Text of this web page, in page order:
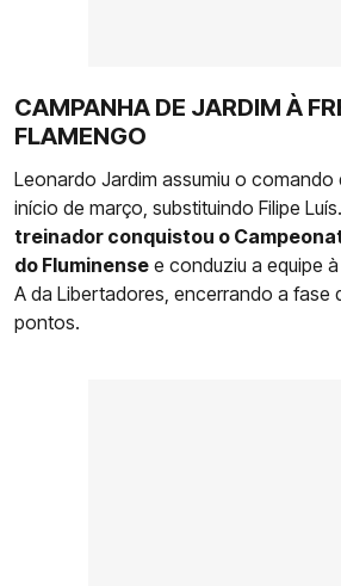
CAMPANHA DE JARDIM À
FLAMENGO
Leonardo Jardim assumiu o comando
início de março, substituindo Filipe
treinador conquistou o
do Fluminense e conduziu a equipe
A da Libertadores, encerrando a fase
pontos.